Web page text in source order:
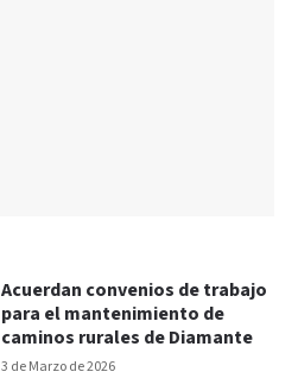
3 de Marzo de 2026
Acuerdan convenios de trabajo
para el mantenimiento de
caminos rurales de Diamante